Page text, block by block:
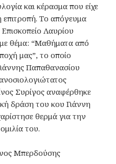
και κέρασμα που είχε
επιτροπή. Το απόγευμα
Λαυρίου
θέμα: “Μαθήματα από
μας”, το οποίο
Παπαθανασίου
Συρίγος αναφέρθηκε
δράση του κου Γιάννη
θερμά για την
του.
Μπερδούσης